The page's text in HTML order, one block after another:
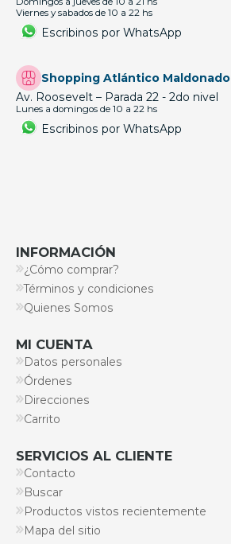
Viernes y sabados de 10 a 22 hs
Escribinos por WhatsApp
Shopping Atlántico Maldonado
Av. Roosevelt – Parada 22 - 2do nivel
Lunes a domingos de 10 a 22 hs
Escribinos por WhatsApp
INFORMACIÓN
¿Cómo comprar?
Términos y condiciones
Quienes Somos
MI CUENTA
Datos personales
Órdenes
Direcciones
Carrito
SERVICIOS AL CLIENTE
Contacto
Buscar
Productos vistos recientemente
Mapa del sitio